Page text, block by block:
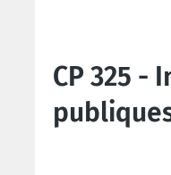
CP 325 -